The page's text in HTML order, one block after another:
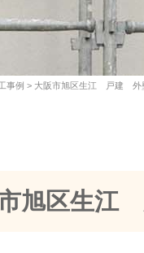
事例 > 大阪市旭区生江 戸建 外
市旭区生